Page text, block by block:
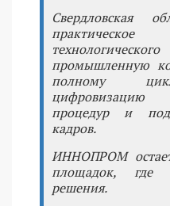
Свердловская
промышленную
полному
цифровизацию
процедур и
кадров.
ИННОПРОМ
площадок, где
решения.